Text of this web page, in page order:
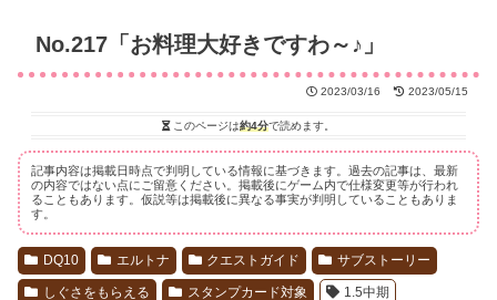
No.217「お料理大好きですわ～♪」
2023/03/16 2023/05/15
このページは約4分で読めます。
記事内容は掲載日時点で判明している情報に基づきます。過去の記事は、最新
の内容ではない点にご留意ください。掲載後にゲーム内で仕様変更等が行われ
ることもあります。仮説等は掲載後に異なる事実が判明していることもありま
す。
DQ10 エルトナ クエストガイド サブストーリー
しぐさをもらえる スタンプカード対象 1.5中期